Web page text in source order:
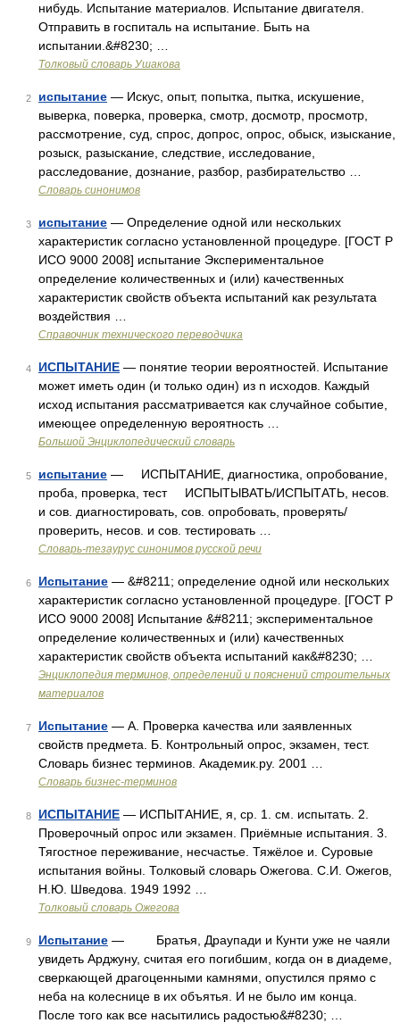
нибудь. Испытание материалов. Испытание двигателя.
Отправить в госпиталь на испытание. Быть на
испытании.&#8230; …
Толковый словарь Ушакова
2 испытание — Искус, опыт, попытка, пытка, искушение,
выверка, поверка, проверка, смотр, досмотр, просмотр,
рассмотрение, суд, спрос, допрос, опрос, обыск, изыскание,
розыск, разыскание, следствие, исследование,
расследование, дознание, разбор, разбирательство …
Словарь синонимов
3 испытание — Определение одной или нескольких
характеристик согласно установленной процедуре. [ГОСТ Р
ИСО 9000 2008] испытание Экспериментальное
определение количественных и (или) качественных
характеристик свойств объекта испытаний как результата
воздействия …
Справочник технического переводчика
4 ИСПЫТАНИЕ — понятие теории вероятностей. Испытание
может иметь один (и только один) из n исходов. Каждый
исход испытания рассматривается как случайное событие,
имеющее определенную вероятность …
Большой Энциклопедический словарь
5 испытание — ИСПЫТАНИЕ, диагностика, опробование,
проба, проверка, тест ИСПЫТЫВАТЬ/ИСПЫТАТЬ, несов.
и сов. диагностировать, сов. опробовать, проверять/
проверить, несов. и сов. тестировать …
Словарь-тезаурус синонимов русской речи
6 Испытание — &#8211; определение одной или нескольких
характеристик согласно установленной процедуре. [ГОСТ Р
ИСО 9000 2008] Испытание &#8211; экспериментальное
определение количественных и (или) качественных
характеристик свойств объекта испытаний как&#8230; …
Энциклопедия терминов, определений и пояснений строительных
материалов
7 Испытание — А. Проверка качества или заявленных
свойств предмета. Б. Контрольный опрос, экзамен, тест.
Словарь бизнес терминов. Академик.ру. 2001 …
Словарь бизнес-терминов
8 ИСПЫТАНИЕ — ИСПЫТАНИЕ, я, ср. 1. см. испытать. 2.
Проверочный опрос или экзамен. Приёмные испытания. 3.
Тягостное переживание, несчастье. Тяжёлое и. Суровые
испытания войны. Толковый словарь Ожегова. С.И. Ожегов,
Н.Ю. Шведова. 1949 1992 …
Толковый словарь Ожегова
9 Испытание — Братья, Драупади и Кунти уже не чаяли
увидеть Арджуну, считая его погибшим, когда он в диадеме,
сверкающей драгоценными камнями, опустился прямо с
неба на колеснице в их объятья. И не было им конца.
После того как все насытились радостью&#8230; …